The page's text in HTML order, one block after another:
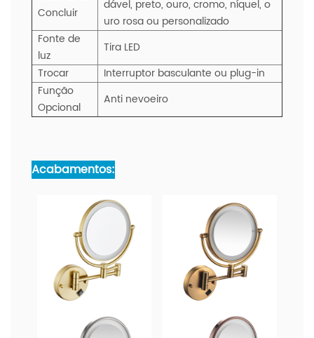
Concluir
dável, preto, ouro, cromo, níquel, o
uro rosa ou personalizado
Fonte de
luz
Tira LED
Trocar
Interruptor basculante ou plug-in
Função
Opcional
Anti nevoeiro
Acabamentos: